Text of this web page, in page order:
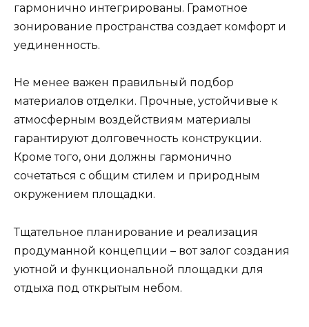
гармонично интегрированы. Грамотное
зонирование пространства создает комфорт и
уединенность.
Не менее важен правильный подбор
материалов отделки. Прочные, устойчивые к
атмосферным воздействиям материалы
гарантируют долговечность конструкции.
Кроме того, они должны гармонично
сочетаться с общим стилем и природным
окружением площадки.
Тщательное планирование и реализация
продуманной концепции – вот залог создания
уютной и функциональной площадки для
отдыха под открытым небом.